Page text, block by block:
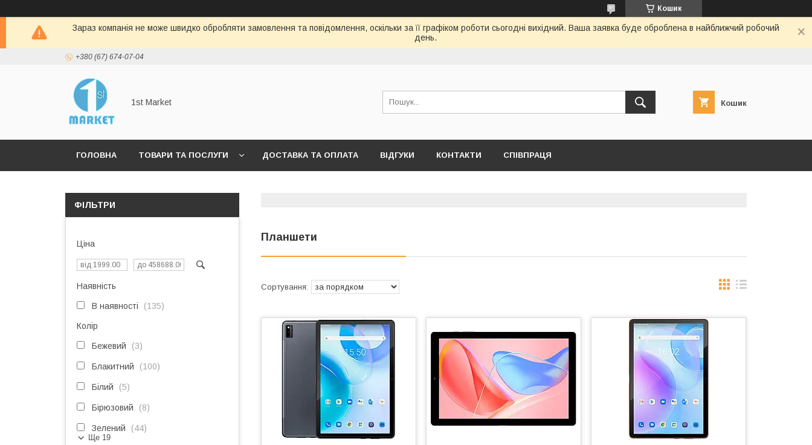
Кошик
Зараз компанія не може швидко обробляти замовлення та повідомлення, оскільки за її графіком роботи сьогодні вихідний. Ваша заявка буде оброблена в найближчий робочий
день.
+380 (67) 674-07-04
1st Market Кошик
ГОЛОВНА ТОВАРИ ТА ПОСЛУГИ ДОСТАВКА ТА ОПЛАТА ВІДГУКИ КОНТАКТИ СПІВПРАЦЯ
Планшети
ФІЛЬТРИ
Ціна
Наявність
В наявності 135
Колір
Бежевий 3
Блакитний 100
Білий 5
Бірюзовий 8
Зелений 44
Ще 19